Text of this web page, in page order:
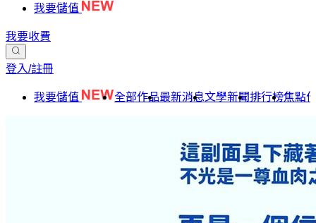
我要儲值
我要收費
登入/註冊
我要儲值 全部作品最新消息文學新聞排行榜焦點